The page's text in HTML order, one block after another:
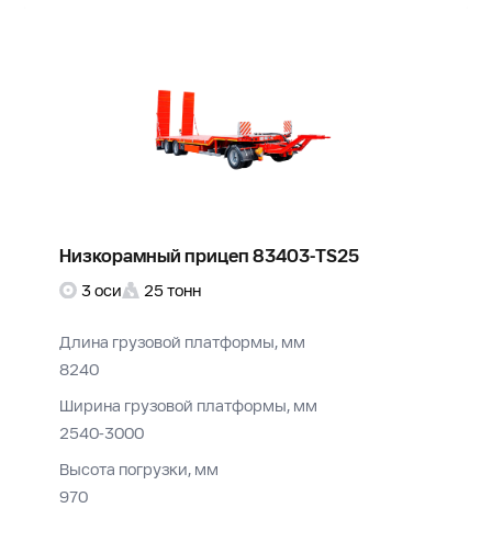
Низкорамный прицеп 83403-TS25
3 оси 25 тонн
Длина грузовой платформы, мм
8240
Ширина грузовой платформы, мм
2540-3000
Высота погрузки, мм
970